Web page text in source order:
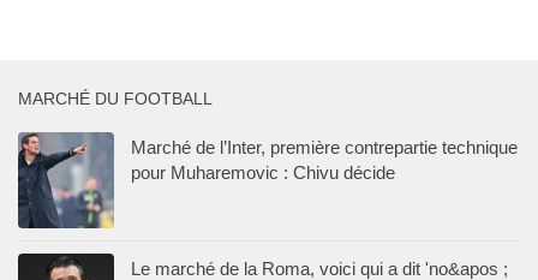
MARCHÉ DU FOOTBALL
Marché de l’Inter, première contrepartie technique
pour Muharemovic : Chivu décide
Le marché de la Roma, voici qui a dit 'no&apos ;